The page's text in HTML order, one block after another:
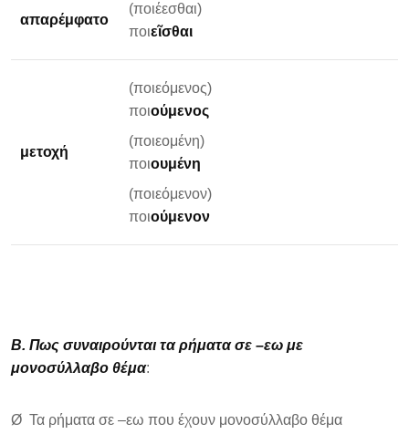
απαρέμφατο
(ποιέεσθαι)
ποιεῖσθαι
μετοχή
(ποιεόμενος)
ποιούμενος
(ποιεομένη)
ποιουμένη
(ποιεόμενον)
ποιούμενον
Β. Πως συναιρούνται τα ρήματα σε –εω με
μονοσύλλαβο θέμα:
Ø Τα ρήματα σε –εω που έχουν μονοσύλλαβο θέμα